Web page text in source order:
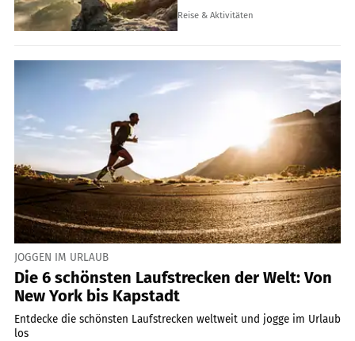
Reise & Aktivitäten
JOGGEN IM URLAUB
Die 6 schönsten Laufstrecken der Welt: Von
New York bis Kapstadt
Entdecke die schönsten Laufstrecken weltweit und jogge im Urlaub
los